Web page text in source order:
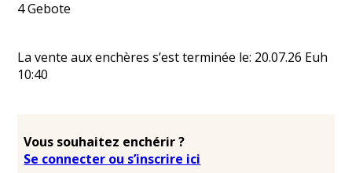
4Gebote
La vente aux enchères s’est terminée le: 20.07.26 Euh
10:40
Vous souhaitez enchérir ?
Se connecter ou s’inscrire ici